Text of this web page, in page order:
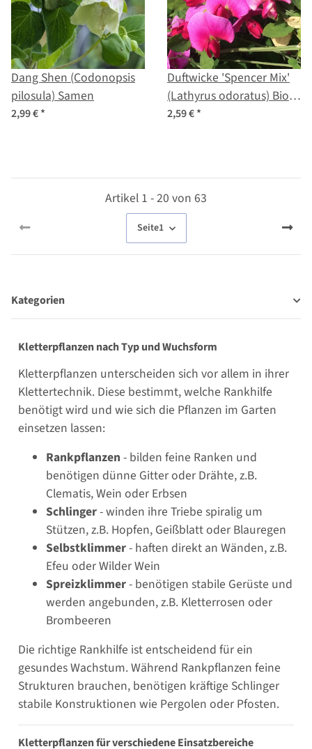
Dang Shen (Codonopsis
pilosula) Samen
2,99 €*
Duftwicke 'Spencer Mix'
(Lathyrus odoratus) Bio
Saatgut
2,59 €*
Artikel 1 - 20 von 63
Seite1
Kategorien
Kletterpflanzen nach Typ und Wuchsform
Kletterpflanzen unterscheiden sich vor allem in ihrer
Klettertechnik. Diese bestimmt, welche Rankhilfe
benötigt wird und wie sich die Pflanzen im Garten
einsetzen lassen:
Rankpflanzen - bilden feine Ranken und
benötigen dünne Gitter oder Drähte, z.B.
Clematis, Wein oder Erbsen
Schlinger- winden ihre Triebe spiralig um
Stützen, z.B. Hopfen, Geißblatt oder Blauregen
Selbstklimmer- haften direkt an Wänden, z.B.
Efeu oder Wilder Wein
Spreizklimmer- benötigen stabile Gerüste und
werden angebunden, z.B. Kletterrosen oder
Brombeeren
Die richtige Rankhilfe ist entscheidend für ein
gesundes Wachstum. Während Rankpflanzen feine
Strukturen brauchen, benötigen kräftige Schlinger
stabile Konstruktionen wie Pergolen oder Pfosten.
Kletterpflanzen für verschiedene Einsatzbereiche